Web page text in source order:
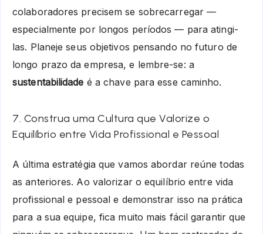
colaboradores precisem se sobrecarregar —
especialmente por longos períodos — para atingi-
las. Planeje seus objetivos pensando no futuro de
longo prazo da empresa, e lembre-se: a
sustentabilidade é a chave para esse caminho.
7. Construa uma Cultura que Valorize o
Equilíbrio entre Vida Profissional e Pessoal
A última estratégia que vamos abordar reúne todas
as anteriores. Ao valorizar o equilíbrio entre vida
profissional e pessoal e demonstrar isso na prática
para a sua equipe, fica muito mais fácil garantir que